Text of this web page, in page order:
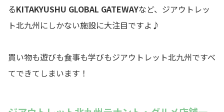
るKITAKYUSHU GLOBAL GATEWAYなど、ジアウトレッ
ト北九州にしかない施設に大注目ですよ ♪
買い物も遊びも食事も学びもジアウトレット北九州ですべ
てできてしまいます！